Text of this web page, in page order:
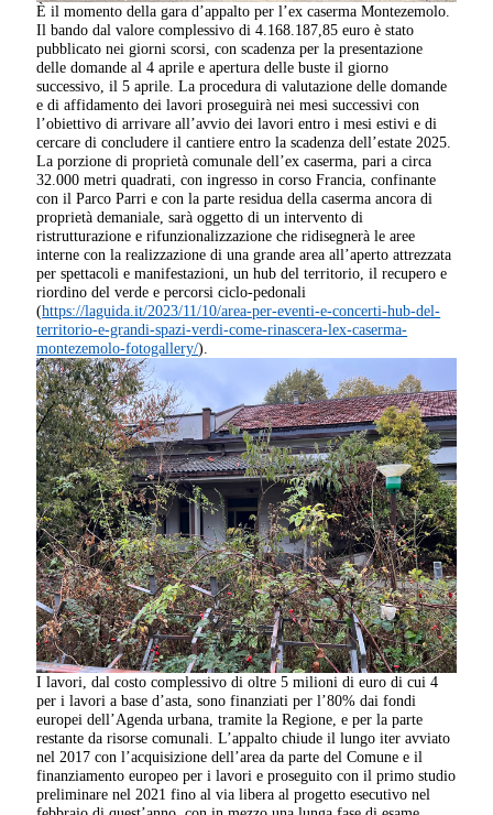
È il momento della gara d’appalto per l’ex caserma Montezemolo.
Il bando dal valore complessivo di 4.168.187,85 euro è stato
pubblicato nei giorni scorsi, con scadenza per la presentazione
delle domande al 4 aprile e apertura delle buste il giorno
successivo, il 5 aprile. La procedura di valutazione delle domande
e di affidamento dei lavori proseguirà nei mesi successivi con
l’obiettivo di arrivare all’avvio dei lavori entro i mesi estivi e di
cercare di concludere il cantiere entro la scadenza dell’estate 2025.
La porzione di proprietà comunale dell’ex caserma, pari a circa
32.000 metri quadrati, con ingresso in corso Francia, confinante
con il Parco Parri e con la parte residua della caserma ancora di
proprietà demaniale, sarà oggetto di un intervento di
ristrutturazione e rifunzionalizzazione che ridisegnerà le aree
interne con la realizzazione di una grande area all’aperto attrezzata
per spettacoli e manifestazioni, un hub del territorio, il recupero e
riordino del verde e percorsi ciclo-pedonali
(https://laguida.it/2023/11/10/area-per-eventi-e-concerti-hub-del-
territorio-e-grandi-spazi-verdi-come-rinascera-lex-caserma-
montezemolo-fotogallery/).
I lavori, dal costo complessivo di oltre 5 milioni di euro di cui 4
per i lavori a base d’asta, sono finanziati per l’80% dai fondi
europei dell’Agenda urbana, tramite la Regione, e per la parte
restante da risorse comunali. L’appalto chiude il lungo iter avviato
nel 2017 con l’acquisizione dell’area da parte del Comune e il
finanziamento europeo per i lavori e proseguito con il primo studio
preliminare nel 2021 fino al via libera al progetto esecutivo nel